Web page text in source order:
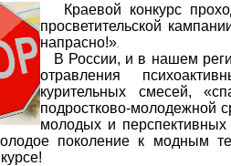
Краевой конкурс
просветительской
напрасно!».
В России, и в нашем
отравления
курительных смесей,
подростково-молодежной
молодых и
поколение к модным